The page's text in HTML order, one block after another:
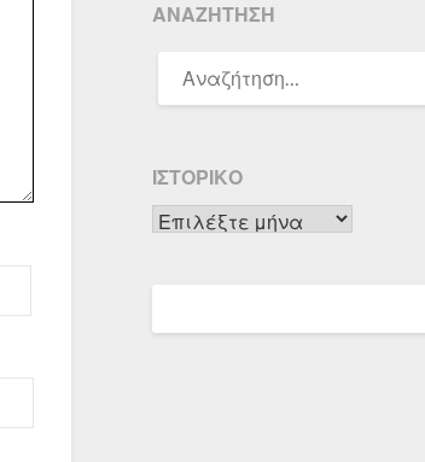
ΑΝΑΖΉΤΗΣΗ
ΓΙΑ:
ΙΣΤΟΡΙΚΌ
Ιστορικό